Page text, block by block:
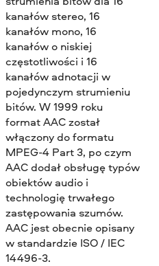
kanałów stereo, 16
kanałów mono, 16
kanałów o niskiej
częstotliwości i 16
kanałów adnotacji w
pojedynczym strumieniu
bitów. W 1999 roku
format AAC został
włączony do formatu
MPEG-4 Part 3, po czym
AAC dodał obsługę typów
obiektów audio i
technologię trwałego
zastępowania szumów.
AAC jest obecnie opisany
w standardzie ISO / IEC
14496-3.